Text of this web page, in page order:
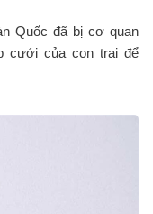
Quốc đã bị cơ quan
cưới của con trai để